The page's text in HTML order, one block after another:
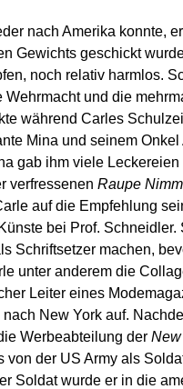
nach Amerika konnte,
Gewichts geschickt
noch relativ harmlos.
und die
während Carles
Mina und seinem
gab ihm viele
verfressenen Raupe
auf die Empfehlung
bei Prof.
Schriftsetzer machen,
unter anderem die
Leiter eines
New York auf.
Werbeabteilung der
von der US Army als
Soldat wurde er in die